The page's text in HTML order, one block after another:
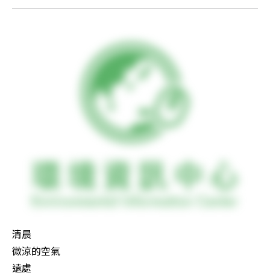
清晨
微涼的空氣
遠處